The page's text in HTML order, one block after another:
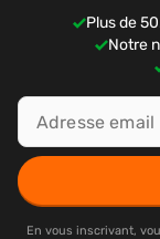
Plus de
Notre
En vous inscrivant,